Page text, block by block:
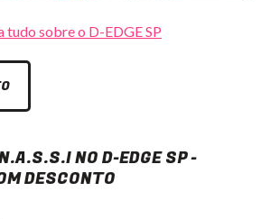
tudo sobre o D-EDGE SP
NO D-EDGE SP -
DESCONTO